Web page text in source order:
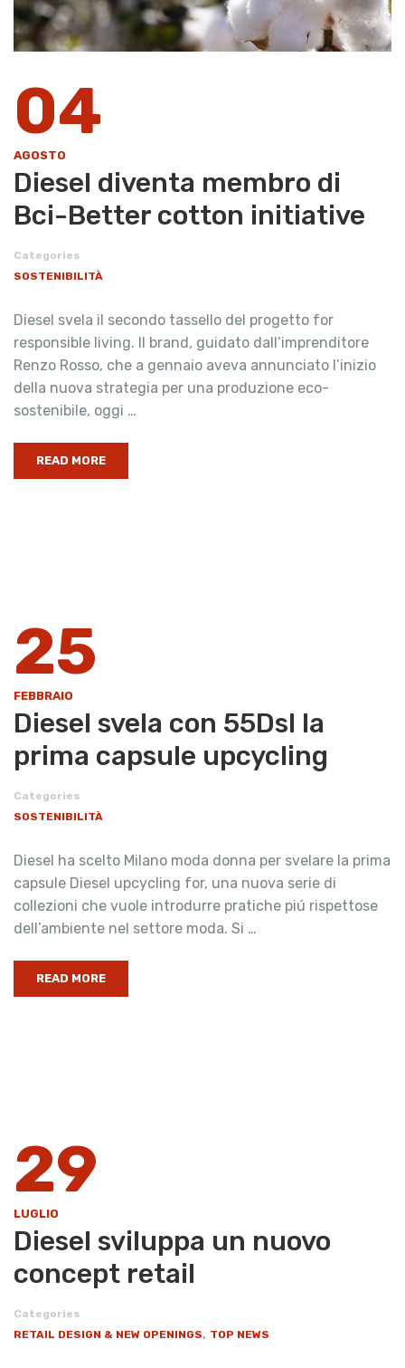
04
AGOSTO
Diesel diventa membro di
Bci-Better cotton initiative
Categories
SOSTENIBILITÀ
Diesel svela il secondo tassello del progetto for
responsible living. Il brand, guidato dall’imprenditore
Renzo Rosso, che a gennaio aveva annunciato l’inizio
della nuova strategia per una produzione eco-
sostenibile, oggi …
READ MORE
25
FEBBRAIO
Diesel svela con 55Dsl la
prima capsule upcycling
Categories
SOSTENIBILITÀ
Diesel ha scelto Milano moda donna per svelare la prima
capsule Diesel upcycling for, una nuova serie di
collezioni che vuole introdurre pratiche piú rispettose
dell’ambiente nel settore moda. Si …
READ MORE
29
LUGLIO
Diesel sviluppa un nuovo
concept retail
Categories
RETAIL DESIGN & NEW OPENINGS, TOP NEWS